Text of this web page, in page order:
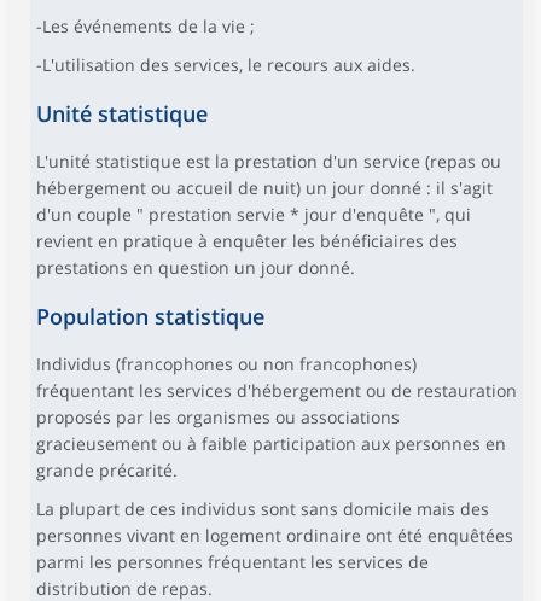
-Les événements de la vie ;
-L'utilisation des services, le recours aux aides.
Unité statistique
L'unité statistique est la prestation d'un service (repas ou
hébergement ou accueil de nuit) un jour donné : il s'agit
d'un couple " prestation servie * jour d'enquête ", qui
revient en pratique à enquêter les bénéficiaires des
prestations en question un jour donné.
Population statistique
Individus (francophones ou non francophones)
fréquentant les services d'hébergement ou de restauration
proposés par les organismes ou associations
gracieusement ou à faible participation aux personnes en
grande précarité.
La plupart de ces individus sont sans domicile mais des
personnes vivant en logement ordinaire ont été enquêtées
parmi les personnes fréquentant les services de
distribution de repas.